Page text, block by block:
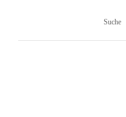
Suche